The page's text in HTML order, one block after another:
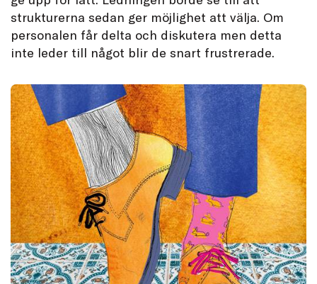
strukturerna sedan ger möjlighet att välja. Om
personalen får delta och diskutera men detta
inte leder till något blir de snart frustrerade.